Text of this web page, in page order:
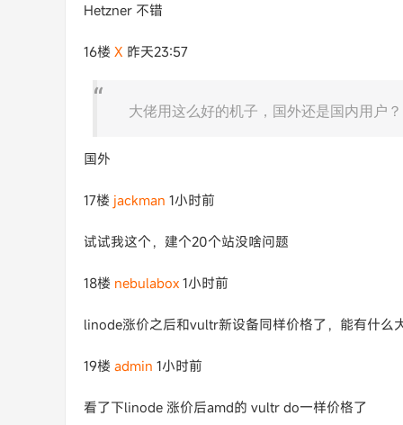
Hetzner 不错
16楼 X​ 昨天23:57
大佬用这么好的机子，国外还是国内用户？
国外
17楼 jackman 1小时前
试试我这个，建个20个站没啥问题
18楼 nebulabox 1小时前
linode涨价之后和vultr新设备同样价格了，能有什么
19楼 аdmin 1小时前
看了下linode 涨价后amd的 vultr do一样价格了